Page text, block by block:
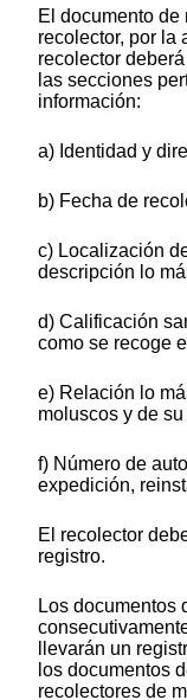
El documento de
recolector, por la
recolector
las secciones
información:
a) Identidad y
b) Fecha de
c) Localización
descripción lo
d) Calificación
como se recoge
e) Relación lo
moluscos y de
f) Número de
expedición,
El recolector
registro.
Los documentos
llevarán un
los documentos
recolectores de